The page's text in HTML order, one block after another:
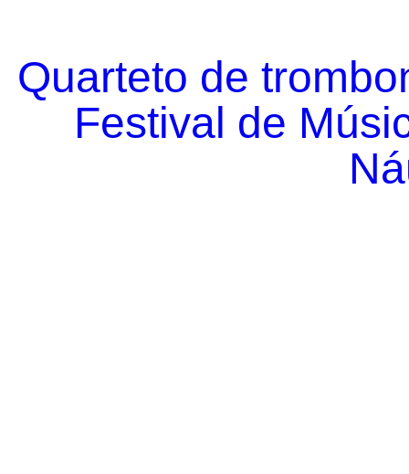
Quarteto de
Festival de